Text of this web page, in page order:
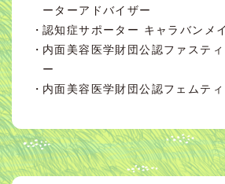
ーターアドバイザー
認知症サポーター キャラバンメ
内面美容医学財団公認ファステ
ー
内面美容医学財団公認フェムテ